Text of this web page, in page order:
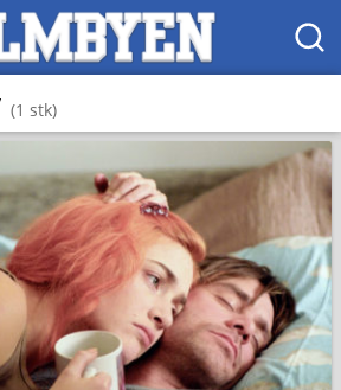
SØK
(1 stk)